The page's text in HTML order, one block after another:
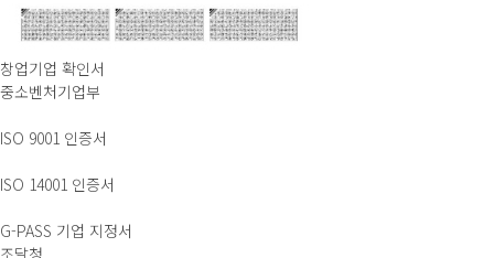
창업기업 확인서
중소벤처기업부
ISO 9001 인증서
ISO 14001 인증서
G-PASS 기업 지정서
조달청